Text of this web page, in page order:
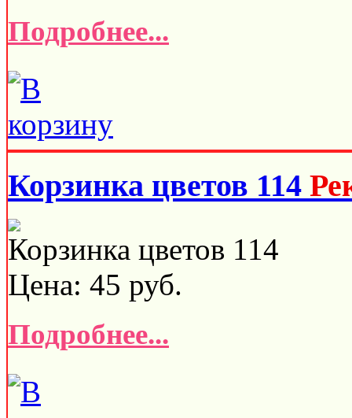
Подробнее...
Корзинка цветов 114
Корзинка цветов 114
Цена: 45 руб.
Подробнее...